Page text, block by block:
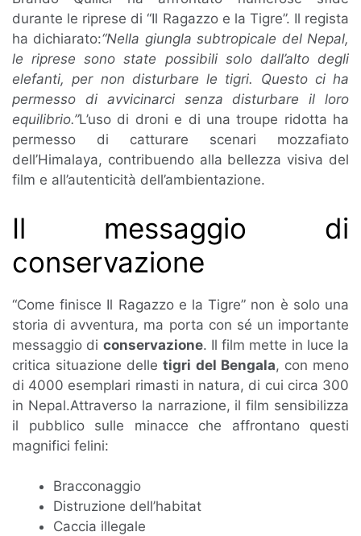
durante le riprese di “Il Ragazzo e la Tigre”. Il regista
ha dichiarato:“Nella giungla subtropicale del Nepal,
le riprese sono state possibili solo dall’alto degli
elefanti, per non disturbare le tigri. Questo ci ha
permesso di avvicinarci senza disturbare il loro
equilibrio.”L’uso di droni e di una troupe ridotta ha
permesso di catturare scenari mozzafiato
dell’Himalaya, contribuendo alla bellezza visiva del
film e all’autenticità dell’ambientazione.
Il messaggio di
conservazione
“Come finisce Il Ragazzo e la Tigre” non è solo una
storia di avventura, ma porta con sé un importante
messaggio di conservazione. Il film mette in luce la
critica situazione delletigri del Bengala, con meno
di 4000 esemplari rimasti in natura, di cui circa 300
in Nepal.Attraverso la narrazione, il film sensibilizza
il pubblico sulle minacce che affrontano questi
magnifici felini:
Bracconaggio
Distruzione dell’habitat
Caccia illegale